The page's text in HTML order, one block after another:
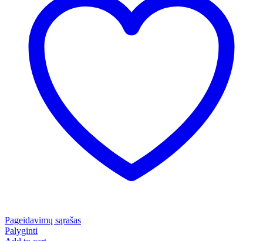
Pageidavimų sąrašas
Palyginti